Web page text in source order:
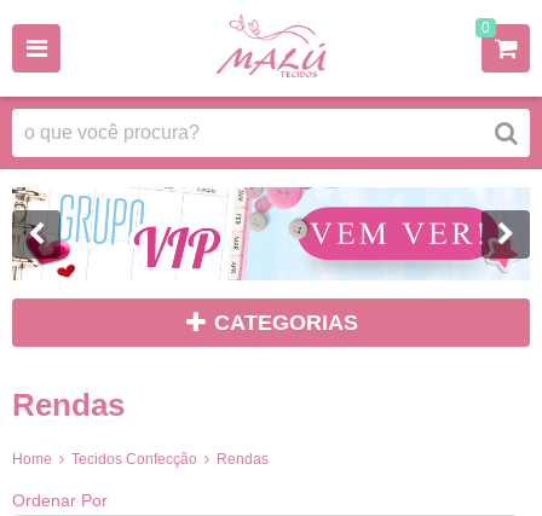
0
CATEGORIAS
Rendas
Home Tecidos Confecção Rendas
Ordenar Por